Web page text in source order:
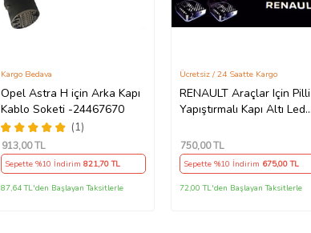
Opel Astra H için Arka Kapı
Kablo Soketi -24467670
(1)
Kargo Bedava
913,00 TL
Sepette %10 İndirim 821,70 TL
87,64 TL'den Başlayan Taksitlerle
RENAULT Araçlar Için Pilli
Yapıştırmalı Kapı Altı Led
Ücretsiz / 24 Saatte Kargo
750,00 TL
Sepette %10 İndirim 675,00 TL
72,00 TL'den Başlayan Taksitlerle